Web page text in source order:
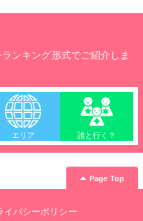
ンキング形式でご紹介しま
エリア 誰と行く？
Page Top
イバシーポリシー